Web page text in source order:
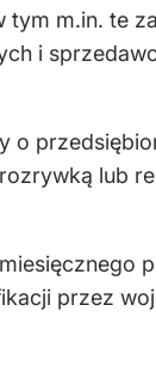
m.in. te
i
o
lub
przez